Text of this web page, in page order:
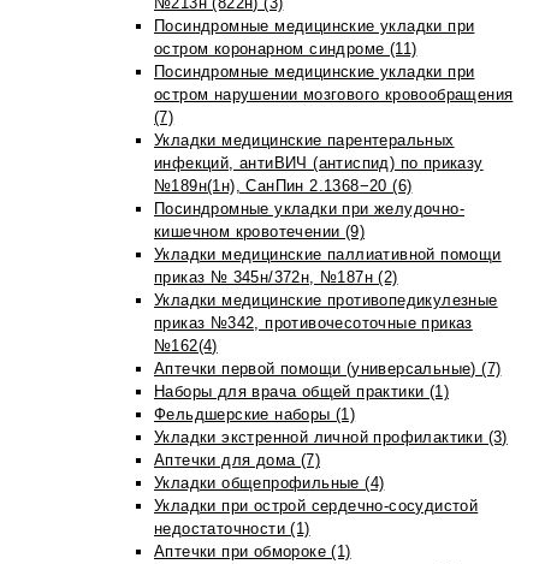
Посиндромные медицинские укладки при
остром коронарном синдроме (11)
Посиндромные медицинские укладки при
остром нарушении мозгового кровообращения
(7)
Укладки медицинские парентеральных
инфекций, антиВИЧ (антиспид) по приказу
№189н(1н), СанПин 2.1368−20 (6)
Посиндромные укладки при желудочно-
кишечном кровотечении (9)
Укладки медицинские паллиативной помощи
приказ № 345н/372н, №187н (2)
Укладки медицинские противопедикулезные
приказ №342, противочесоточные приказ
№162(4)
Аптечки первой помощи (универсальные) (7)
Наборы для врача общей практики (1)
Фельдшерские наборы (1)
Укладки экстренной личной профилактики (3)
Аптечки для дома (7)
Укладки общепрофильные (4)
Укладки при острой сердечно-сосудистой
недостаточности (1)
Аптечки при обмороке (1)